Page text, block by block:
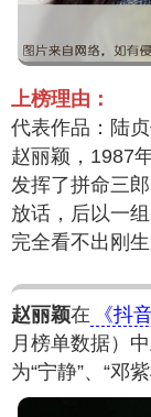
上榜理由：
代表作品：陆
赵丽颖，1987
发挥了拼命三
放话，后以一
完全看不出刚生
赵丽颖在 《抖
月榜单数据）
为“宁静”、“邓